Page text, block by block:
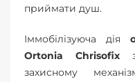
приймати душ.
Іммобілізуюча дія
Ortonia Chrisofix
захисному